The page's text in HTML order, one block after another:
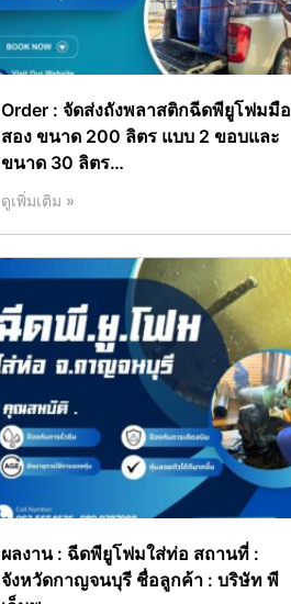
Order : จัดส่งถังพลาสติกฉีดพียูโฟมมือ
สอง ขนาด 200 ลิตร แบบ 2 ขอบและ
ขนาด 30 ลิตร…
ดูเพิ่มเติม »
ผลงาน : ฉีดพียูโฟมใส่ท่อ สถานที่ :
จังหวัดกาญจนบุรี ชื่อลูกค้า : บริษัท พี